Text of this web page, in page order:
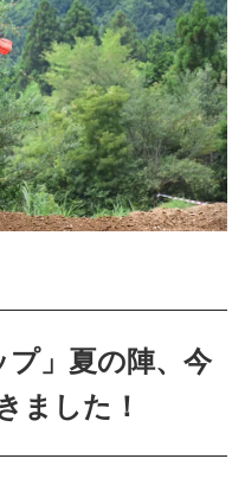
n
」夏の陣、今
ました！